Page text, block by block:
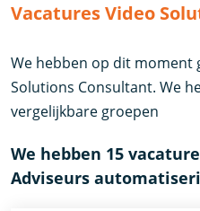
Vacatures Video
We hebben op dit moment
Solutions Consultant. We
vergelijkbare groepen
We hebben 15
Adviseurs